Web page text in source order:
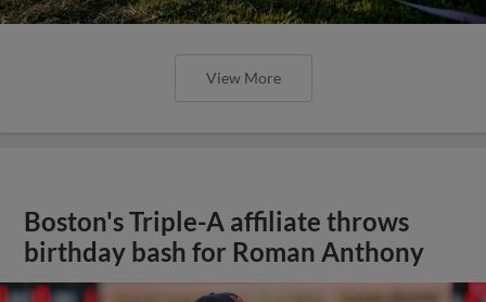
View More
Boston's Triple-A affiliate throws
birthday bash for Roman Anthony